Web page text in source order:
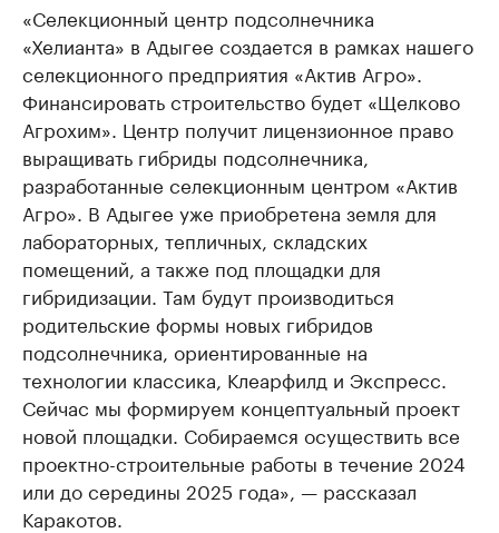
«Селекционный центр подсолнечника
«Хелианта» в Адыгее создается в рамках нашего
селекционного предприятия «Актив Агро».
Финансировать строительство будет «Щелково
Агрохим». Центр получит лицензионное право
выращивать гибриды подсолнечника,
разработанные селекционным центром «Актив
Агро». В Адыгее уже приобретена земля для
лабораторных, тепличных, складских
помещений, а также под площадки для
гибридизации. Там будут производиться
родительские формы новых гибридов
подсолнечника, ориентированные на
технологии классика, Клеарфилд и Экспресс.
Сейчас мы формируем концептуальный проект
новой площадки. Собираемся осуществить все
проектно-строительные работы в течение 2024
или до середины 2025 года», — рассказал
Каракотов.